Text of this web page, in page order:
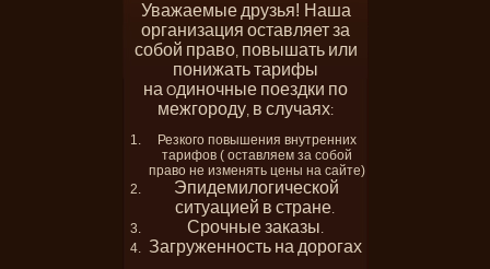
Уважаемые друзья! Наша
организация оставляетза
собой право, повышать или
понижатьтарифы
на Одиночные поездки по
межгороду, в случаях:
Резкого повышения внутренних
тарифов ( оставляем за собой
право не изменять цены на сайте)
Эпидемилогической
ситуацией в стране.
Срочные заказы.
Загруженность на дорогах